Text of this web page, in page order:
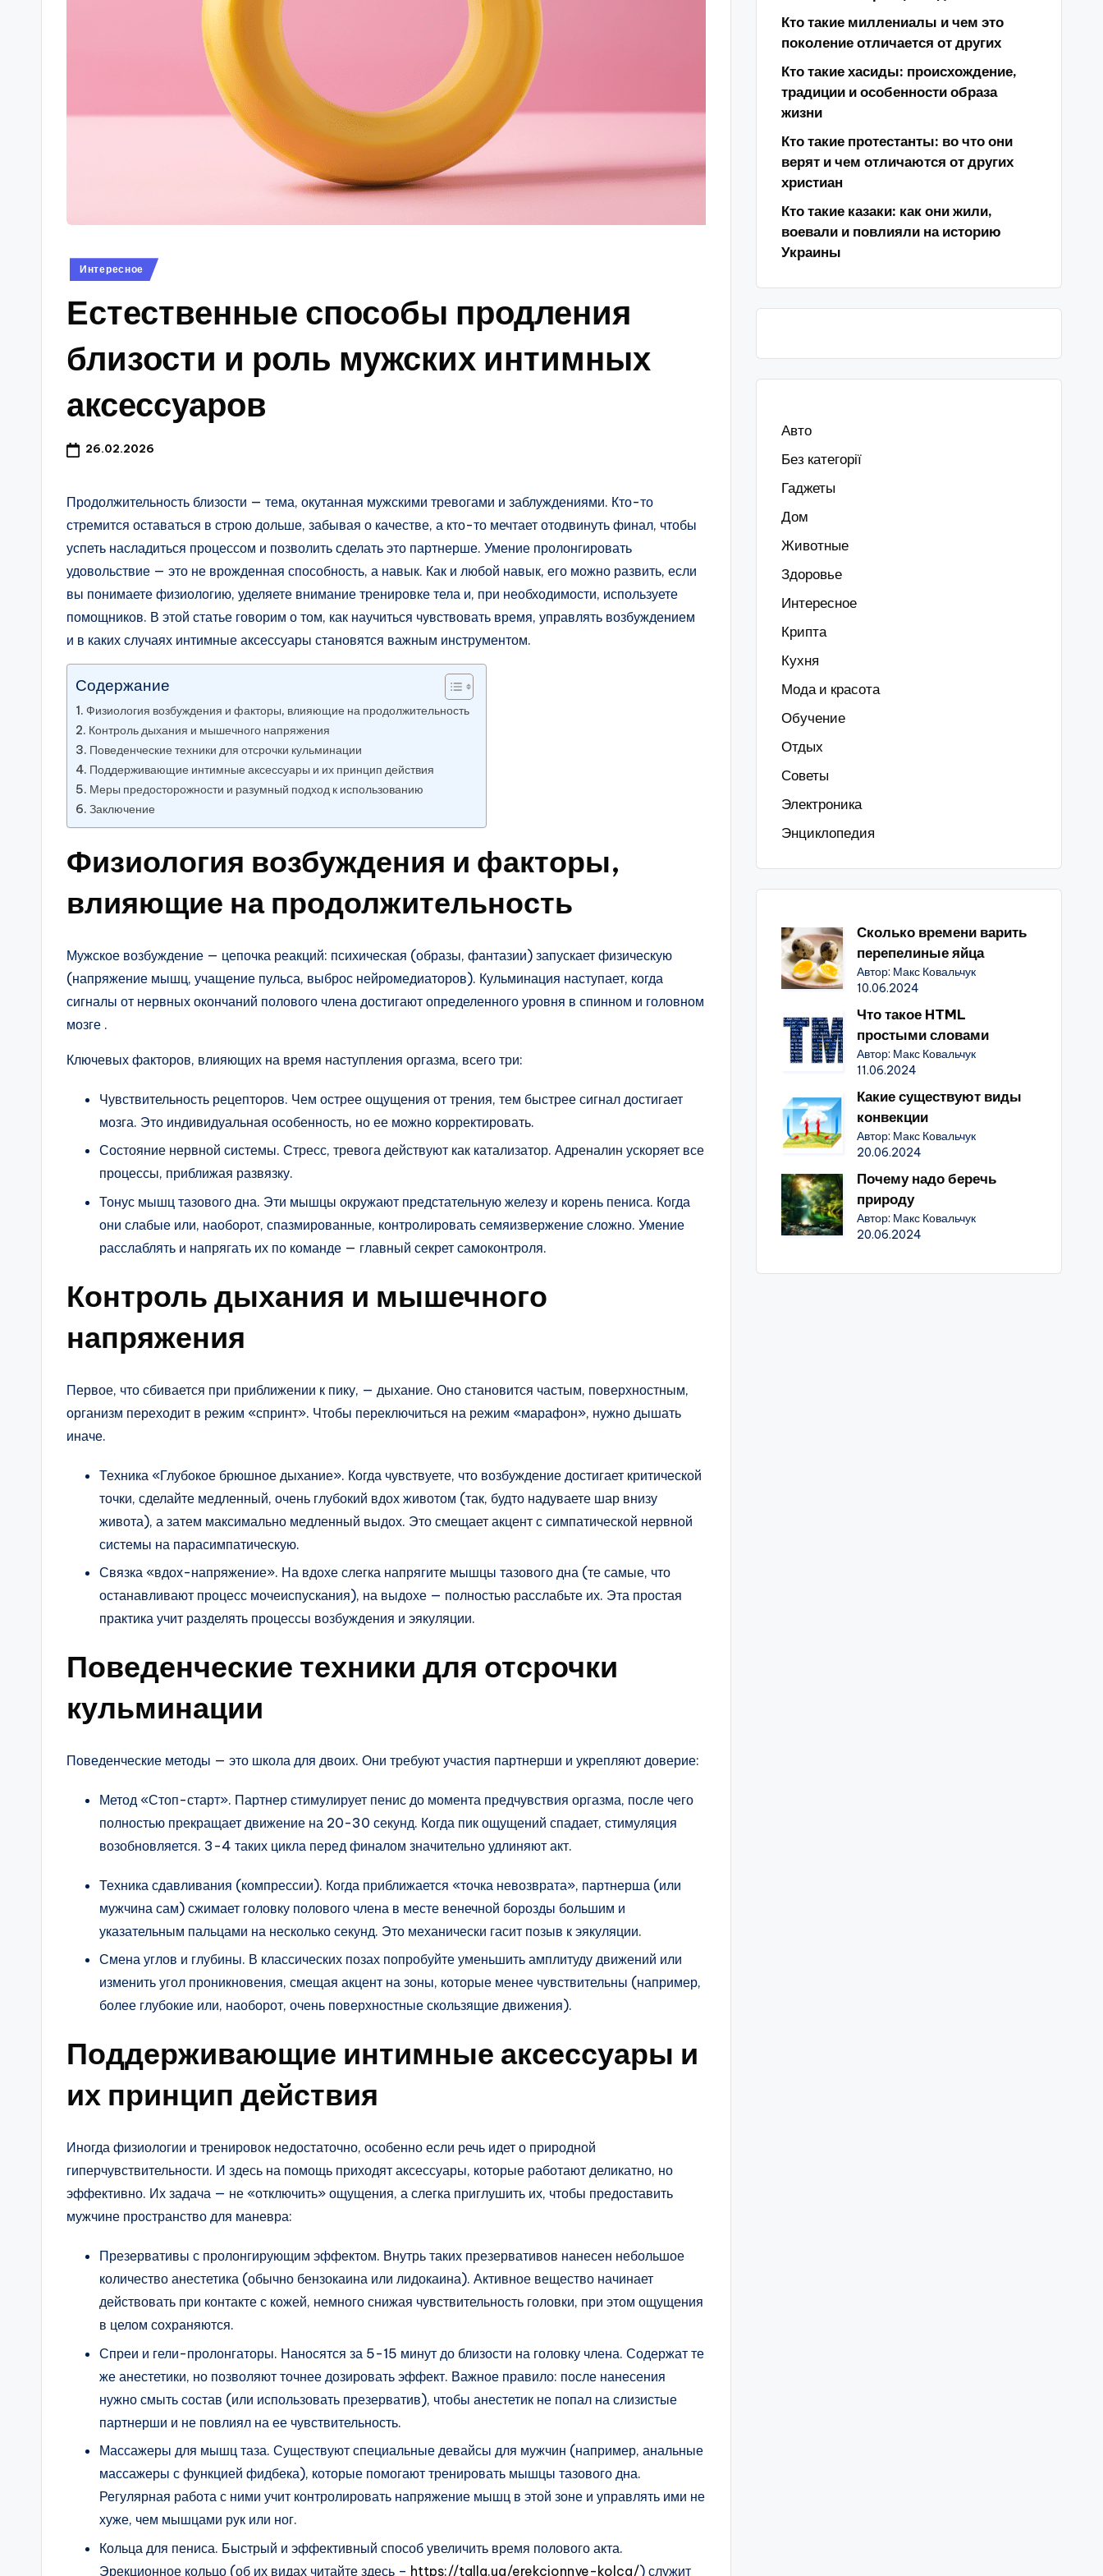
Опубликовано
Интересное
Естественные способы продления
близости и роль мужских интимных
аксессуаров
26.02.2026
Продолжительность близости — тема, окутанная мужскими тревогами и заблуждениями. Кто-то
стремится оставаться в строю дольше, забывая о качестве, а кто-то мечтает отодвинуть финал, чтобы
успеть насладиться процессом и позволить сделать это партнерше. Умение пролонгировать
удовольствие — это не врожденная способность, а навык. Как и любой навык, его можно развить, если
вы понимаете физиологию, уделяете внимание тренировке тела и, при необходимости, используете
помощников. В этой статье говорим о том, как научиться чувствовать время, управлять возбуждением
и в каких случаях интимные аксессуары становятся важным инструментом.
Содержание
Физиология возбуждения и факторы, влияющие на продолжительность
Контроль дыхания и мышечного напряжения
Поведенческие техники для отсрочки кульминации
Поддерживающие интимные аксессуары и их принцип действия
Меры предосторожности и разумный подход к использованию
Заключение
Физиология возбуждения и факторы,
влияющие на продолжительность
Мужское возбуждение — цепочка реакций: психическая (образы, фантазии) запускает физическую
(напряжение мышц, учащение пульса, выброс нейромедиаторов). Кульминация наступает, когда
сигналы от нервных окончаний полового члена достигают определенного уровня в спинном и головном
мозге .
Ключевых факторов, влияющих на время наступления оргазма, всего три:
Чувствительность рецепторов. Чем острее ощущения от трения, тем быстрее сигнал достигает
мозга. Это индивидуальная особенность, но ее можно корректировать.
Состояние нервной системы. Стресс, тревога действуют как катализатор. Адреналин ускоряет все
процессы, приближая развязку.
Тонус мышц тазового дна. Эти мышцы окружают предстательную железу и корень пениса. Когда
они слабые или, наоборот, спазмированные, контролировать семяизвержение сложно. Умение
расслаблять и напрягать их по команде — главный секрет самоконтроля.
Контроль дыхания и мышечного
напряжения
Первое, что сбивается при приближении к пику, — дыхание. Оно становится частым, поверхностным,
организм переходит в режим «спринт». Чтобы переключиться на режим «марафон», нужно дышать
иначе.
Техника «Глубокое брюшное дыхание». Когда чувствуете, что возбуждение достигает критической
точки, сделайте медленный, очень глубокий вдох животом (так, будто надуваете шар внизу
живота), а затем максимально медленный выдох. Это смещает акцент с симпатической нервной
системы на парасимпатическую.
Связка «вдох-напряжение». На вдохе слегка напрягите мышцы тазового дна (те самые, что
останавливают процесс мочеиспускания), на выдохе — полностью расслабьте их. Эта простая
практика учит разделять процессы возбуждения и эякуляции.
Поведенческие техники для отсрочки
кульминации
Поведенческие методы — это школа для двоих. Они требуют участия партнерши и укрепляют доверие:
Метод «Стоп-старт». Партнер стимулирует пенис до момента предчувствия оргазма, после чего
полностью прекращает движение на 20-30 секунд. Когда пик ощущений спадает, стимуляция
возобновляется. 3-4 таких цикла перед финалом значительно удлиняют акт.
Техника сдавливания (компрессии). Когда приближается «точка невозврата», партнерша (или
мужчина сам) сжимает головку полового члена в месте венечной борозды большим и
указательным пальцами на несколько секунд. Это механически гасит позыв к эякуляции.
Смена углов и глубины. В классических позах попробуйте уменьшить амплитуду движений или
изменить угол проникновения, смещая акцент на зоны, которые менее чувствительны (например,
более глубокие или, наоборот, очень поверхностные скользящие движения).
Поддерживающие интимные аксессуары и
их принцип действия
Иногда физиологии и тренировок недостаточно, особенно если речь идет о природной
гиперчувствительности. И здесь на помощь приходят аксессуары, которые работают деликатно, но
эффективно. Их задача — не «отключить» ощущения, а слегка приглушить их, чтобы предоставить
мужчине пространство для маневра:
Презервативы с пролонгирующим эффектом. Внутрь таких презервативов нанесен небольшое
количество анестетика (обычно бензокаина или лидокаина). Активное вещество начинает
действовать при контакте с кожей, немного снижая чувствительность головки, при этом ощущения
в целом сохраняются.
Спреи и гели-пролонгаторы. Наносятся за 5-15 минут до близости на головку члена. Содержат те
же анестетики, но позволяют точнее дозировать эффект. Важное правило: после нанесения
нужно смыть состав (или использовать презерватив), чтобы анестетик не попал на слизистые
партнерши и не повлиял на ее чувствительность.
Массажеры для мышц таза. Существуют специальные девайсы для мужчин (например, анальные
массажеры с функцией фидбека), которые помогают тренировать мышцы тазового дна.
Регулярная работа с ними учит контролировать напряжение мышц в этой зоне и управлять ими не
хуже, чем мышцами рук или ног.
Кольца для пениса. Быстрый и эффективный способ увеличить время полового акта.
Эрекционное кольцо (об их видах читайте здесь – https://talla.ua/erekcionnye-kolca/) служит
Кто такие миллениалы и чем это
поколение отличается от других
Кто такие хасиды: происхождение,
традиции и особенности образа
жизни
Кто такие протестанты: во что они
верят и чем отличаются от других
христиан
Кто такие казаки: как они жили,
воевали и повлияли на историю
Украины
Авто
Без категорії
Гаджеты
Дом
Животные
Здоровье
Интересное
Крипта
Кухня
Мода и красота
Обучение
Отдых
Советы
Электроника
Энциклопедия
Сколько времени варить
перепелиные яйца
Автор: Макс Ковальчук
10.06.2024
Что такое HTML
простыми словами
Автор: Макс Ковальчук
11.06.2024
Какие существуют виды
конвекции
Автор: Макс Ковальчук
20.06.2024
Почему надо беречь
природу
Автор: Макс Ковальчук
20.06.2024